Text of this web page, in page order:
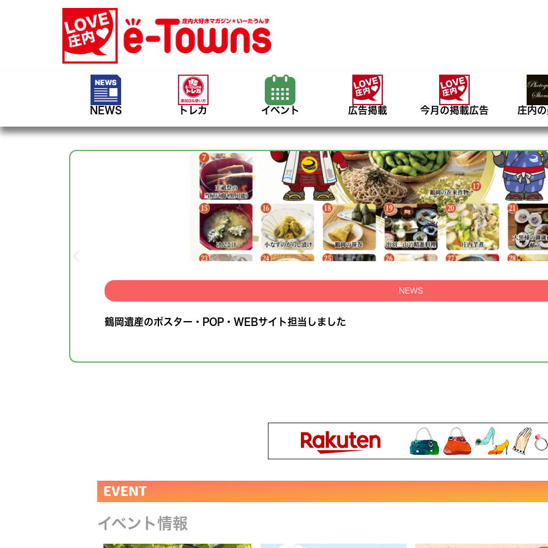
NEWS トレカ イベント 広告掲載 今月の掲載広告 庄内
NEWS
鶴岡遺産のポスター・POP・WEBサイト担当しました
EVENT
イベント情報